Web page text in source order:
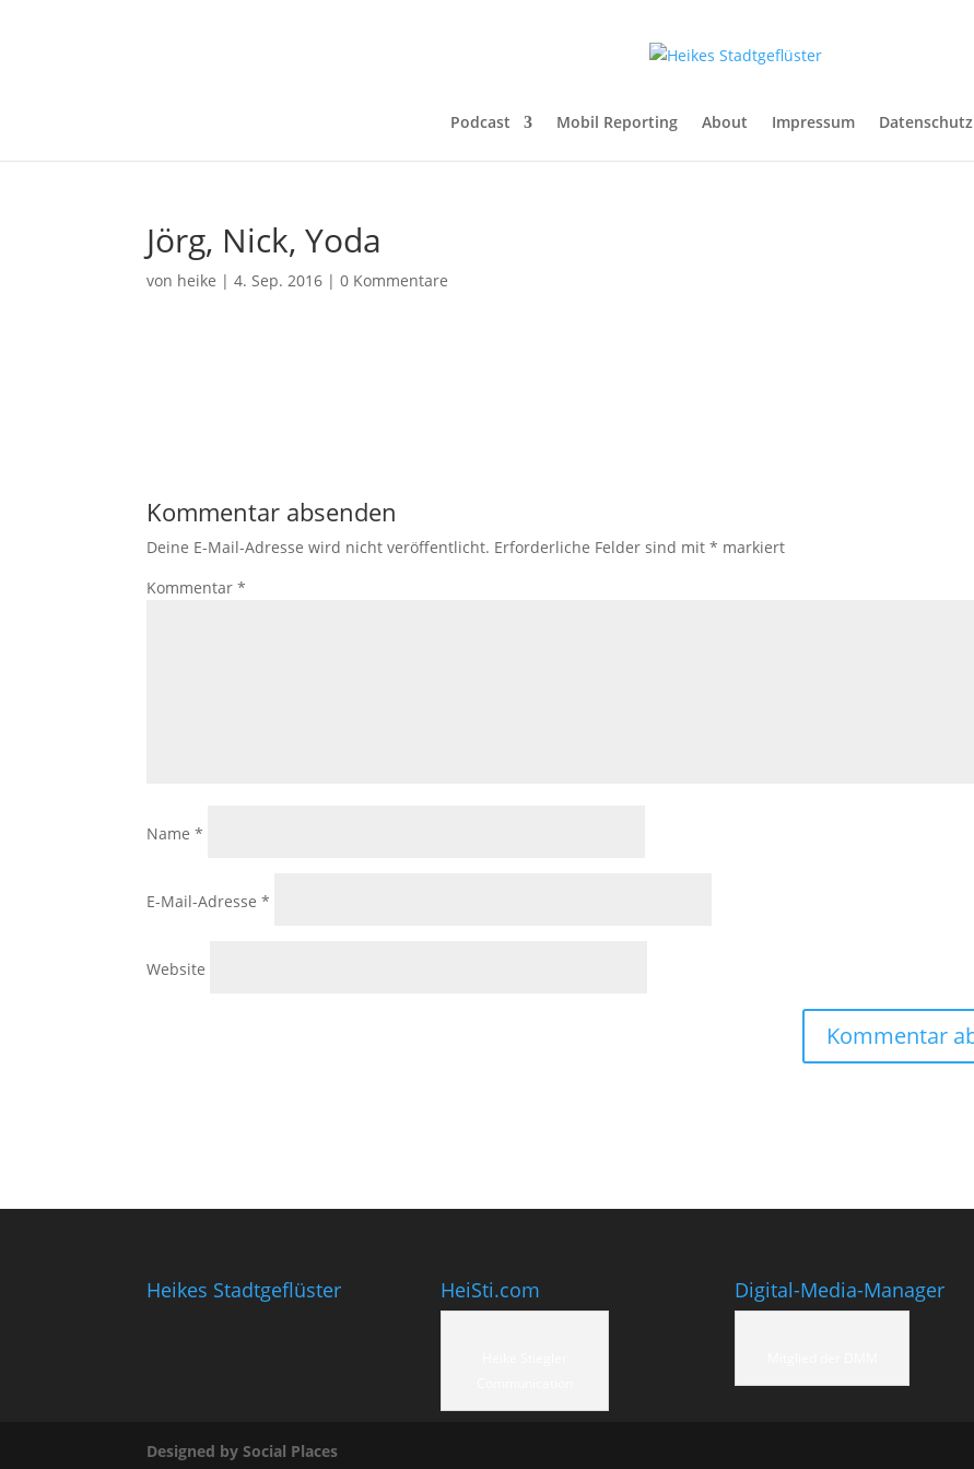
Podcast Mobil Reporting About Impressum Datenschutz
Jörg, Nick, Yoda
von heike |4. Sep. 2016 |0 Kommentare
Kommentar absenden
Deine E-Mail-Adresse wird nicht veröffentlicht. Erforderliche Felder sind mit* markiert
Kommentar*
Name*
E-Mail-Adresse*
Website
Heikes Stadtgeflüster HeiSti.com Digital-Media-Manager
Designed by Social Places